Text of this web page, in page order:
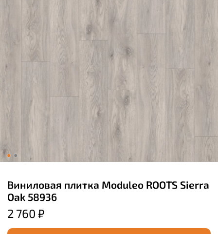
Виниловая плитка Moduleo ROOTS Sierra
Oak 58936
2 760 ₽